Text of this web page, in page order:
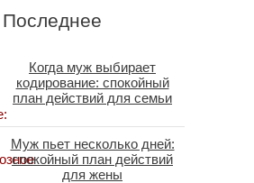
Последнее
Когда муж выбирает
кодирование: спокойный
план действий для семьи
Муж пьет несколько дней:
спокойный план действий
для жены